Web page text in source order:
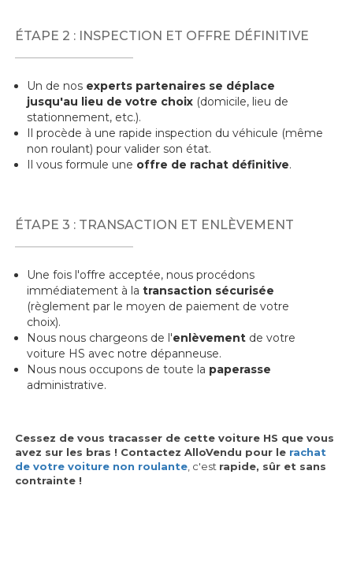
ÉTAPE 2 : INSPECTION ET OFFRE DÉFINITIVE
Un de nos experts partenaires se déplace
jusqu'au lieu de votre choix (domicile, lieu de
stationnement, etc.).
Il procède à une rapide inspection du véhicule (même
non roulant) pour valider son état.
Il vous formule une offre de rachat définitive.
ÉTAPE 3 : TRANSACTION ET ENLÈVEMENT
Une fois l'offre acceptée, nous procédons
immédiatement à latransaction sécurisée
(règlement par le moyen de paiement de votre
choix).
Nous nous chargeons de l'enlèvement de votre
voiture HS avec notre dépanneuse.
Nous nous occupons de toute la paperasse
administrative.
Cessez de vous tracasser de cette voiture HS que vous
avez sur les bras ! Contactez AlloVendu pour le rachat
de votre voiture non roulante, c'est rapide, sûr et sans
contrainte !